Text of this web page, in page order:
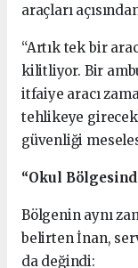
araçları
“Artık tek bir
kilitliyor. Bir
itfaiye aracı
tehlikeye
güvenliği
“Okul
Bölgenin aynı
belirten İnan,
da değindi: